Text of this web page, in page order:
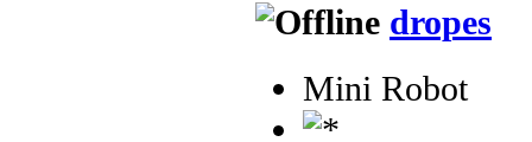
dropes
Mini Robot